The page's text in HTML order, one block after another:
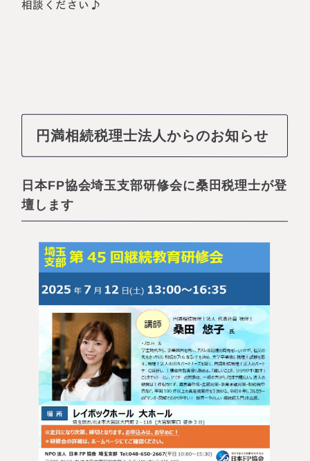
相談ください♪
円満相続税理士法人からのお知らせ
日本FP協会埼玉支部研修会に桑田税理士が登
壇します